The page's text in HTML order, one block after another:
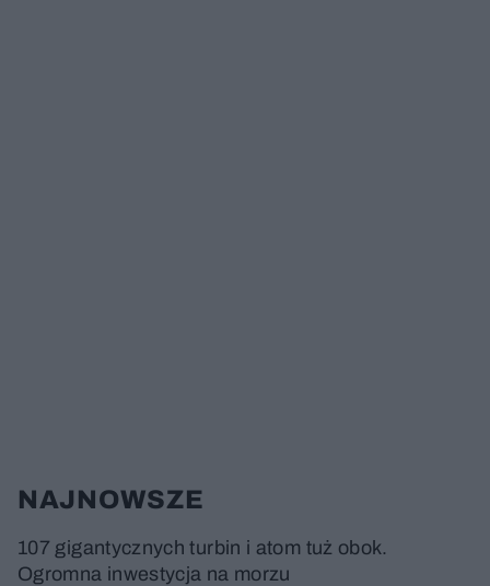
NAJNOWSZE
107 gigantycznych turbin i atom tuż obok.
Ogromna inwestycja na morzu